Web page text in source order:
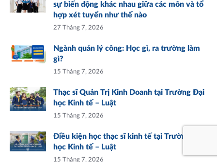
sự biến động khác nhau giữa các môn và tổ
hợp xét tuyển như thế nào
27 Tháng 7, 2026
Ngành quản lý công: Học gì, ra trường làm
gì?
15 Tháng 7, 2026
Thạc sĩ Quản Trị Kinh Doanh tại Trường Đại
học Kinh tế – Luật
15 Tháng 7, 2026
Điều kiện học thạc sĩ kinh tế tại Trường Đại
học Kinh tế – Luật
15 Tháng 7, 2026